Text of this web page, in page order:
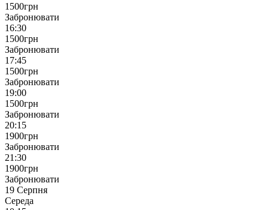
1500грн
Забронювати
16:30
1500грн
Забронювати
17:45
1500грн
Забронювати
19:00
1500грн
Забронювати
20:15
1900грн
Забронювати
21:30
1900грн
Забронювати
19 Серпня
Середа